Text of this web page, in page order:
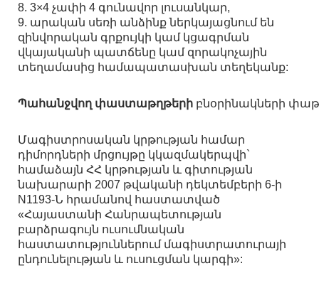
8. 3×4 չափի 4 գունավոր լուսանկար,
9. արական սեռի անձինք ներկայացնում են
զինվորական գրքույկի կամ կցագրման
վկայականի պատճենը կամ զորակոչային
տեղամասից համապատասխան տեղեկանք:
Պահանջվող փաստաթղթերի բնօրինակների
Մագիստրոսական կրթության համար
դիմորդների մրցույթը կկազմակերպվի`
համաձայն ՀՀ կրթության և գիտության
նախարարի 2007 թվականի դեկտեմբերի 6-ի
N1193-Ն հրամանով հաստատված
«Հայաստանի Հանրապետության
բարձրագույն ուսումնական
հաստատություններում մագիստրատուրայի
ընդունելության և ուսուցման կարգի»: